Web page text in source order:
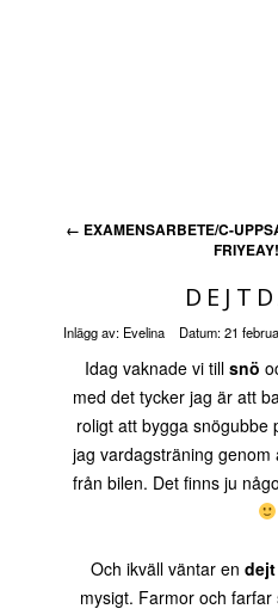
← EXAMENSARBETE/C-
FRIYEAY!
Inlägg av: Evelina Datum:21
Idag vaknade vi till snö
med det tycker jag är att
roligt att bygga snögubbe
jag vardagsträning
från bilen. Det finns ju
Och ikväll väntar en dejt
mysigt. Farmor och